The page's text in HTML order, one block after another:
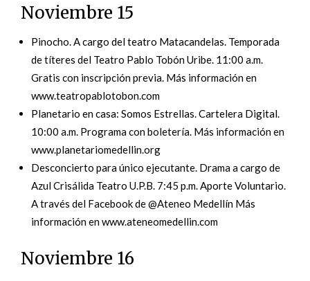
Noviembre 15
Pinocho. A cargo del teatro Matacandelas. Temporada
de títeres del Teatro Pablo Tobón Uribe. 11:00 a.m.
Gratis con inscripción previa. Más información en
www.teatropablotobon.com
Planetario en casa: Somos Estrellas. Cartelera Digital.
10:00 a.m. Programa con boletería. Más información en
www.planetariomedellin.org
Desconcierto para único ejecutante. Drama a cargo de
Azul Crisálida Teatro U.P.B. 7:45 p.m. Aporte Voluntario.
A través del Facebook de @Ateneo Medellín Más
información en www.ateneomedellin.com
Noviembre 16